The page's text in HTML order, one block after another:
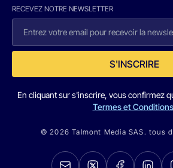
RECEVEZ NOTRE NEWSLETTER
S'INSCRIRE
En cliquant sur s'inscrire, vous confirmez
Termes et Conditions
© 2026 Talmont Media SAS. tous